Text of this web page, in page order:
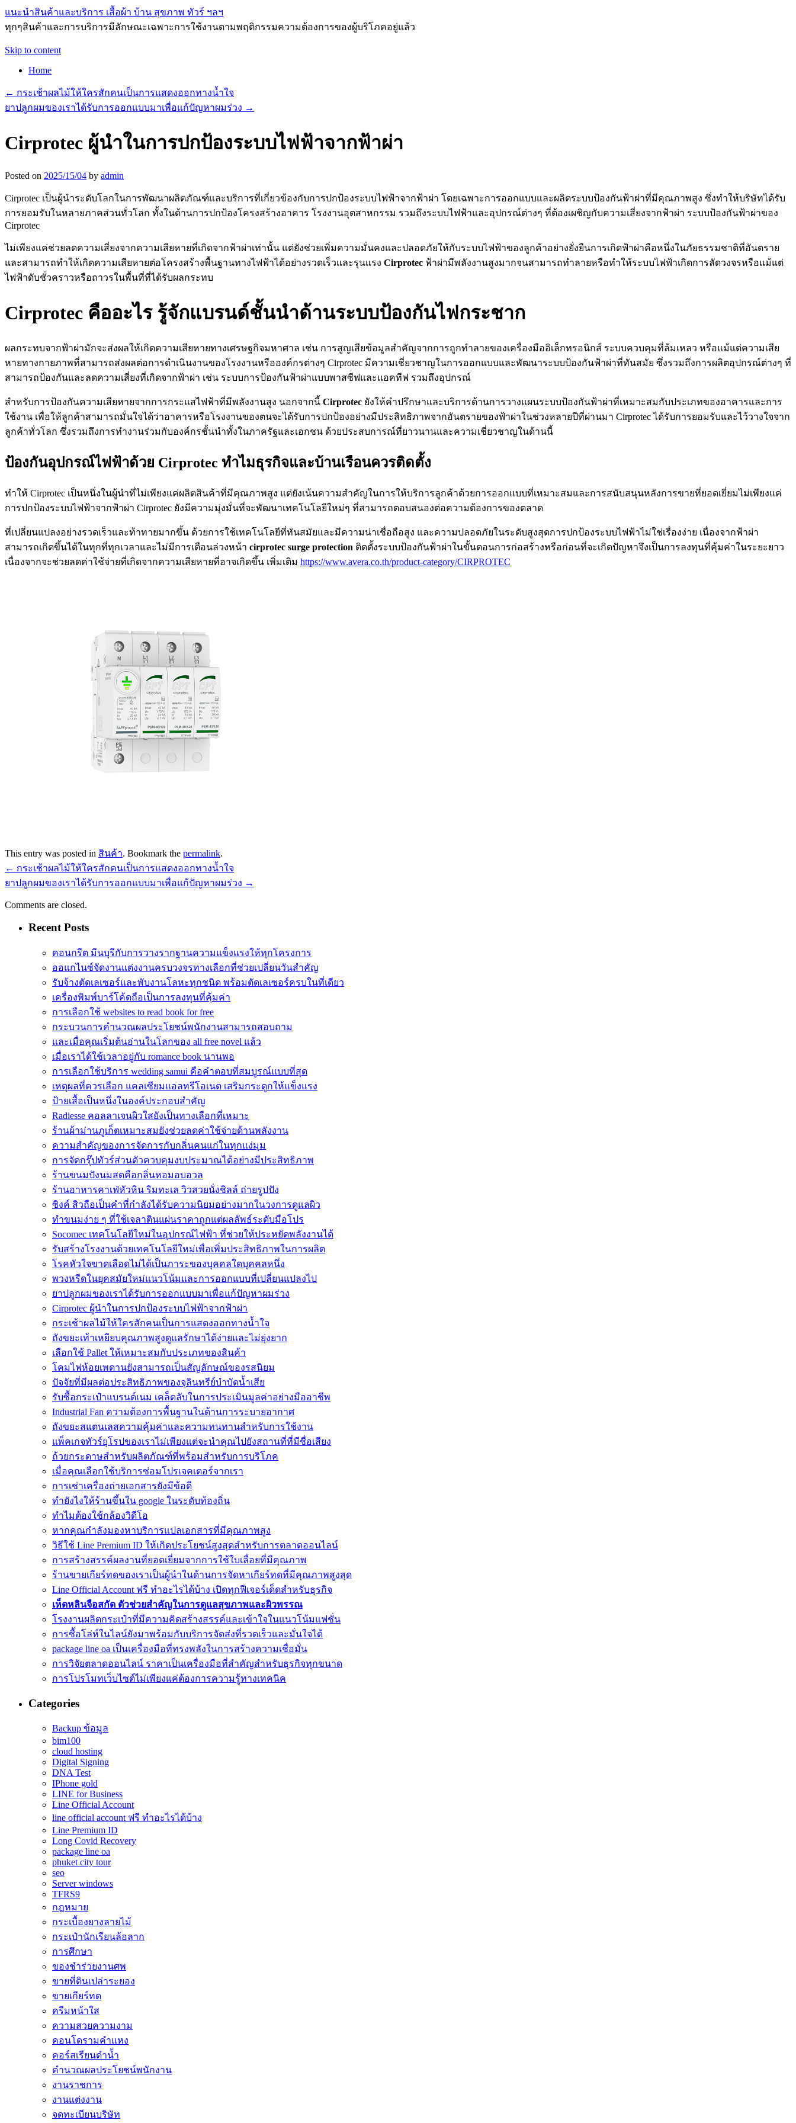
แนะนำสินค้าและบริการ เสื้อผ้า บ้าน สุขภาพ ทัวร์ ฯลฯ
ทุกๆสินค้าและการบริการมีลักษณะเฉพาะการใช้งานตามพฤติกรรมความต้องการของผู้บริโภคอยู่แล้ว
Skip to content
Home
← กระเช้าผลไม้ให้ใครสักคนเป็นการแสดงออกทางน้ำใจ
ยาปลูกผมของเราได้รับการออกแบบมาเพื่อแก้ปัญหาผมร่วง →
Cirprotec ผู้นำในการปกป้องระบบไฟฟ้าจากฟ้าผ่า
Posted on 2025/15/04 by admin
Cirprotec เป็นผู้นำระดับโลกในการพัฒนาผลิตภัณฑ์และบริการที่เกี่ยวข้องกับการปกป้องระบบไฟฟ้าจากฟ้าผ่า โดยเฉพาะการออกแบบและผลิตระบบป้องกันฟ้าผ่าที่มีคุณภาพสูง ซึ่งทำให้บริษัทได้รับ
การยอมรับในหลายภาคส่วนทั่วโลก ทั้งในด้านการปกป้องโครงสร้างอาคาร โรงงานอุตสาหกรรม รวมถึงระบบไฟฟ้าและอุปกรณ์ต่างๆ ที่ต้องเผชิญกับความเสี่ยงจากฟ้าผ่า ระบบป้องกันฟ้าผ่าของ
Cirprotec
ไม่เพียงแค่ช่วยลดความเสี่ยงจากความเสียหายที่เกิดจากฟ้าผ่าเท่านั้น แต่ยังช่วยเพิ่มความมั่นคงและปลอดภัยให้กับระบบไฟฟ้าของลูกค้าอย่างยั่งยืนการเกิดฟ้าผ่าคือหนึ่งในภัยธรรมชาติที่อันตราย
และสามารถทำให้เกิดความเสียหายต่อโครงสร้างพื้นฐานทางไฟฟ้าได้อย่างรวดเร็วและรุนแรง Cirprotec ฟ้าผ่ามีพลังงานสูงมากจนสามารถทำลายหรือทำให้ระบบไฟฟ้าเกิดการลัดวงจรหรือแม้แต่
ไฟฟ้าดับชั่วคราวหรือถาวรในพื้นที่ที่ได้รับผลกระทบ
Cirprotec คืออะไร รู้จักแบรนด์ชั้นนำด้านระบบป้องกันไฟกระชาก
ผลกระทบจากฟ้าผ่ามักจะส่งผลให้เกิดความเสียหายทางเศรษฐกิจมหาศาล เช่น การสูญเสียข้อมูลสำคัญจากการถูกทำลายของเครื่องมืออิเล็กทรอนิกส์ ระบบควบคุมที่ล้มเหลว หรือแม้แต่ความเสีย
หายทางกายภาพที่สามารถส่งผลต่อการดำเนินงานของโรงงานหรือองค์กรต่างๆ Cirprotec มีความเชี่ยวชาญในการออกแบบและพัฒนาระบบป้องกันฟ้าผ่าที่ทันสมัย ซึ่งรวมถึงการผลิตอุปกรณ์ต่างๆ ที่
สามารถป้องกันและลดความเสี่ยงที่เกิดจากฟ้าผ่า เช่น ระบบการป้องกันฟ้าผ่าแบบพาสซีฟและแอคทีฟ รวมถึงอุปกรณ์
สำหรับการป้องกันความเสียหายจากการกระแสไฟฟ้าที่มีพลังงานสูง นอกจากนี้ Cirprotec ยังให้คำปรึกษาและบริการด้านการวางแผนระบบป้องกันฟ้าผ่าที่เหมาะสมกับประเภทของอาคารและการ
ใช้งาน เพื่อให้ลูกค้าสามารถมั่นใจได้ว่าอาคารหรือโรงงานของตนจะได้รับการปกป้องอย่างมีประสิทธิภาพจากอันตรายของฟ้าผ่าในช่วงหลายปีที่ผ่านมา Cirprotec ได้รับการยอมรับและไว้วางใจจาก
ลูกค้าทั่วโลก ซึ่งรวมถึงการทำงานร่วมกับองค์กรชั้นนำทั้งในภาครัฐและเอกชน ด้วยประสบการณ์ที่ยาวนานและความเชี่ยวชาญในด้านนี้
ป้องกันอุปกรณ์ไฟฟ้าด้วย Cirprotec ทำไมธุรกิจและบ้านเรือนควรติดตั้ง
ทำให้ Cirprotec เป็นหนึ่งในผู้นำที่ไม่เพียงแค่ผลิตสินค้าที่มีคุณภาพสูง แต่ยังเน้นความสำคัญในการให้บริการลูกค้าด้วยการออกแบบที่เหมาะสมและการสนับสนุนหลังการขายที่ยอดเยี่ยมไม่เพียงแค่
การปกป้องระบบไฟฟ้าจากฟ้าผ่า Cirprotec ยังมีความมุ่งมั่นที่จะพัฒนาเทคโนโลยีใหม่ๆ ที่สามารถตอบสนองต่อความต้องการของตลาด
ที่เปลี่ยนแปลงอย่างรวดเร็วและท้าทายมากขึ้น ด้วยการใช้เทคโนโลยีที่ทันสมัยและมีความน่าเชื่อถือสูง และความปลอดภัยในระดับสูงสุดการปกป้องระบบไฟฟ้าไม่ใช่เรื่องง่าย เนื่องจากฟ้าผ่า
สามารถเกิดขึ้นได้ในทุกที่ทุกเวลาและไม่มีการเตือนล่วงหน้า cirprotec surge protection ติดตั้งระบบป้องกันฟ้าผ่าในขั้นตอนการก่อสร้างหรือก่อนที่จะเกิดปัญหาจึงเป็นการลงทุนที่คุ้มค่าในระยะยาว
เนื่องจากจะช่วยลดค่าใช้จ่ายที่เกิดจากความเสียหายที่อาจเกิดขึ้น เพิ่มเติม https://www.avera.co.th/product-category/CIRPROTEC
This entry was posted in สินค้า. Bookmark the permalink.
← กระเช้าผลไม้ให้ใครสักคนเป็นการแสดงออกทางน้ำใจ
ยาปลูกผมของเราได้รับการออกแบบมาเพื่อแก้ปัญหาผมร่วง →
Comments are closed.
Recent Posts
คอนกรีต มีนบุรีกับการวางรากฐานความแข็งแรงให้ทุกโครงการ
ออแกไนซ์จัดงานแต่งงานครบวงจรทางเลือกที่ช่วยเปลี่ยนวันสำคัญ
รับจ้างตัดเลเซอร์และพับงานโลหะทุกชนิด พร้อมตัดเลเซอร์ครบในที่เดียว
เครื่องพิมพ์บาร์โค้ดถือเป็นการลงทุนที่คุ้มค่า
การเลือกใช้ websites to read book for free
กระบวนการคำนวณผลประโยชน์พนักงานสามารถสอบถาม
และเมื่อคุณเริ่มต้นอ่านในโลกของ all free novel แล้ว
เมื่อเราได้ใช้เวลาอยู่กับ romance book นานพอ
การเลือกใช้บริการ wedding samui คือคำตอบที่สมบูรณ์แบบที่สุด
เหตุผลที่ควรเลือก แคลเซียมแอลทรีโอเนต เสริมกระดูกให้แข็งแรง
ป้ายเสื้อเป็นหนึ่งในองค์ประกอบสำคัญ
Radiesse คอลลาเจนผิวใสยังเป็นทางเลือกที่เหมาะ
ร้านผ้าม่านภูเก็ตเหมาะสมยังช่วยลดค่าใช้จ่ายด้านพลังงาน
ความสำคัญของการจัดการกับกลิ่นคนแก่ในทุกแง่มุม
การจัดกรุ๊ปทัวร์ส่วนตัวควบคุมงบประมาณได้อย่างมีประสิทธิภาพ
ร้านขนมปังนมสดคือกลิ่นหอมอบอวล
ร้านอาหารคาเฟ่หัวหิน ริมทะเล วิวสวยนั่งชิลล์ ถ่ายรูปปัง
ซิงค์ สิวถือเป็นคำที่กำลังได้รับความนิยมอย่างมากในวงการดูแลผิว
ทำขนมง่าย ๆ ที่ใช้เจลาตินแผ่นราคาถูกแต่ผลลัพธ์ระดับมือโปร
Socomec เทคโนโลยีใหม่ในอุปกรณ์ไฟฟ้า ที่ช่วยให้ประหยัดพลังงานได้
รับสร้างโรงงานด้วยเทคโนโลยีใหม่เพื่อเพิ่มประสิทธิภาพในการผลิต
โรคหัวใจขาดเลือดไม่ได้เป็นภาระของบุคคลใดบุคคลหนึ่ง
พวงหรีดในยุคสมัยใหม่แนวโน้มและการออกแบบที่เปลี่ยนแปลงไป
ยาปลูกผมของเราได้รับการออกแบบมาเพื่อแก้ปัญหาผมร่วง
Cirprotec ผู้นำในการปกป้องระบบไฟฟ้าจากฟ้าผ่า
กระเช้าผลไม้ให้ใครสักคนเป็นการแสดงออกทางน้ำใจ
ถังขยะเท้าเหยียบคุณภาพสูงดูแลรักษาได้ง่ายและไม่ยุ่งยาก
เลือกใช้ Pallet ให้เหมาะสมกับประเภทของสินค้า
โคมไฟห้อยเพดานยังสามารถเป็นสัญลักษณ์ของรสนิยม
ปัจจัยที่มีผลต่อประสิทธิภาพของจุลินทรีย์บำบัดน้ำเสีย
รับซื้อกระเป๋าแบรนด์เนม เคล็ดลับในการประเมินมูลค่าอย่างมืออาชีพ
Industrial Fan ความต้องการพื้นฐานในด้านการระบายอากาศ
ถังขยะสแตนเลสความคุ้มค่าและความทนทานสำหรับการใช้งาน
แพ็คเกจทัวร์ยุโรปของเราไม่เพียงแต่จะนำคุณไปยังสถานที่ที่มีชื่อเสียง
ถ้วยกระดาษสำหรับผลิตภัณฑ์ที่พร้อมสำหรับการบริโภค
เมื่อคุณเลือกใช้บริการซ่อมโปรเจคเตอร์จากเรา
การเช่าเครื่องถ่ายเอกสารยังมีข้อดี
ทํายังไงให้ร้านขึ้นใน google ในระดับท้องถิ่น
ทำไมต้องใช้กล้องวิดีโอ
หากคุณกำลังมองหาบริการแปลเอกสารที่มีคุณภาพสูง
วิธีใช้ Line Premium ID ให้เกิดประโยชน์สูงสุดสำหรับการตลาดออนไลน์
การสร้างสรรค์ผลงานที่ยอดเยี่ยมจากการใช้ใบเลื่อยที่มีคุณภาพ
ร้านขายเกียร์ทดของเราเป็นผู้นำในด้านการจัดหาเกียร์ทดที่มีคุณภาพสูงสุด
Line Official Account ฟรี ทำอะไรได้บ้าง เปิดทุกฟีเจอร์เด็ดสำหรับธุรกิจ
เห็ดหลินจือสกัด ตัวช่วยสำคัญในการดูแลสุขภาพและผิวพรรณ
โรงงานผลิตกระเป๋าที่มีความคิดสร้างสรรค์และเข้าใจในแนวโน้มแฟชั่น
การซื้อโล่ห์ในไลน์ยังมาพร้อมกับบริการจัดส่งที่รวดเร็วและมั่นใจได้
package line oa เป็นเครื่องมือที่ทรงพลังในการสร้างความเชื่อมั่น
การวิจัยตลาดออนไลน์ ราคาเป็นเครื่องมือที่สำคัญสำหรับธุรกิจทุกขนาด
การโปรโมทเว็บไซต์ไม่เพียงแค่ต้องการความรู้ทางเทคนิค
Categories
Backup ข้อมูล
bim100
cloud hosting
Digital Signing
DNA Test
IPhone gold
LINE for Business
Line Official Account
line official account ฟรี ทําอะไรได้บ้าง
Line Premium ID
Long Covid Recovery
package line oa
phuket city tour
seo
Server windows
TFRS9
กฎหมาย
กระเบื้องยางลายไม้
กระเป๋านักเรียนล้อลาก
การศึกษา
ของชำร่วยงานศพ
ขายที่ดินเปล่าระยอง
ขายเกียร์ทด
ครีมหน้าใส
ความสวยความงาม
คอนโดรามคำแหง
คอร์สเรียนดำน้ำ
คำนวณผลประโยชน์พนักงาน
งานราชการ
งานแต่งงาน
จดทะเบียนบริษัท